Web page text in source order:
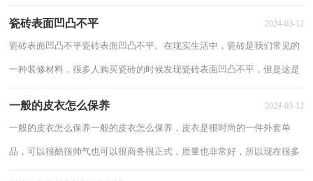
瓷砖表面凹凸不平 2024-03-12
瓷砖表面凹凸不平瓷砖表面凹凸不平。在现实生活中，瓷砖是我们常见的
一种装修材料，很多人购买瓷砖的时候发现瓷砖表面凹凸不平，但是这是
一般的皮衣怎么保养 2024-03-12
一般的皮衣怎么保养一般的皮衣怎么保养，皮衣是很时尚的一件外套单
品，可以很酷很帅气也可以很商务很正式，质量也非常好，所以现在很多